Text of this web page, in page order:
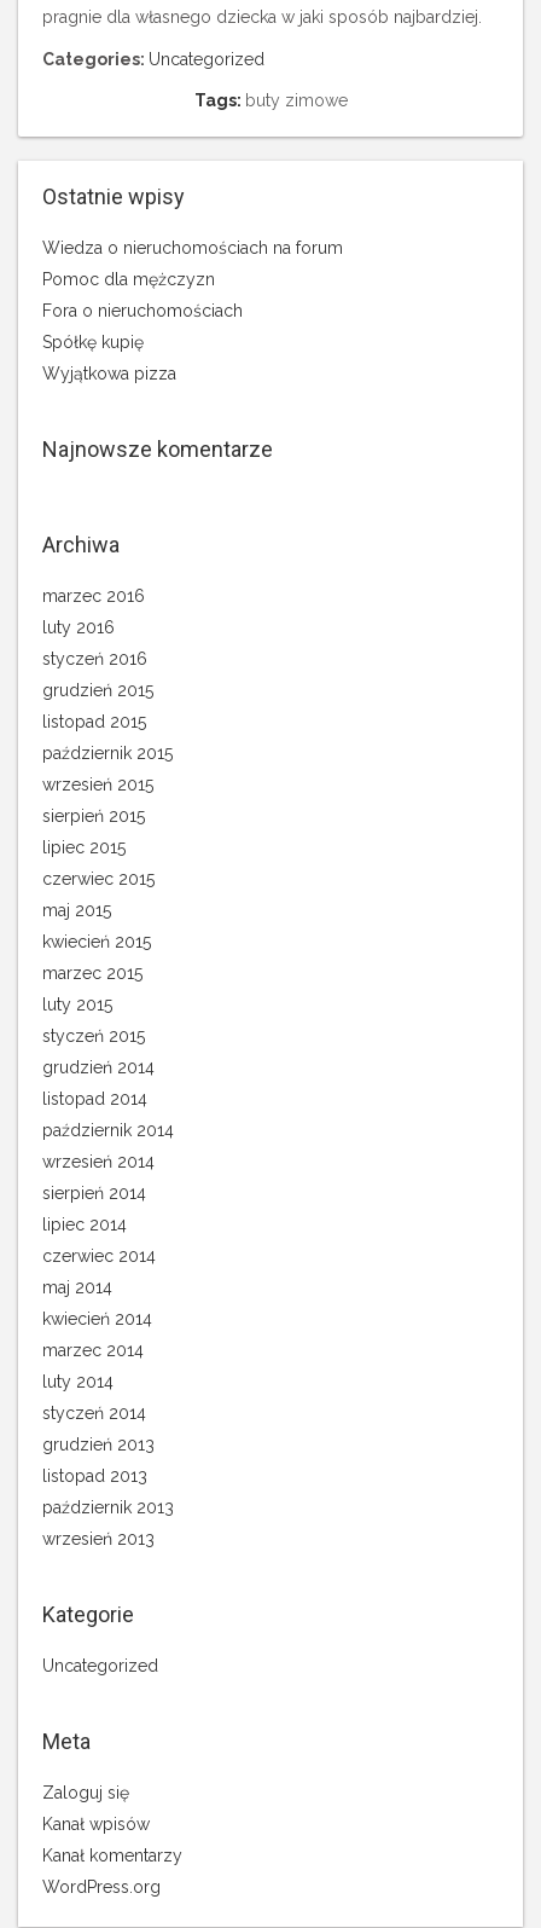
pragnie dla własnego dziecka w jaki sposób najbardziej.
Categories: Uncategorized
Tags: buty zimowe
Ostatnie wpisy
Wiedza o nieruchomościach na forum
Pomoc dla mężczyzn
Fora o nieruchomościach
Spółkę kupię
Wyjątkowa pizza
Najnowsze komentarze
Archiwa
marzec 2016
luty 2016
styczeń 2016
grudzień 2015
listopad 2015
październik 2015
wrzesień 2015
sierpień 2015
lipiec 2015
czerwiec 2015
maj 2015
kwiecień 2015
marzec 2015
luty 2015
styczeń 2015
grudzień 2014
listopad 2014
październik 2014
wrzesień 2014
sierpień 2014
lipiec 2014
czerwiec 2014
maj 2014
kwiecień 2014
marzec 2014
luty 2014
styczeń 2014
grudzień 2013
listopad 2013
październik 2013
wrzesień 2013
Kategorie
Uncategorized
Meta
Zaloguj się
Kanał wpisów
Kanał komentarzy
WordPress.org